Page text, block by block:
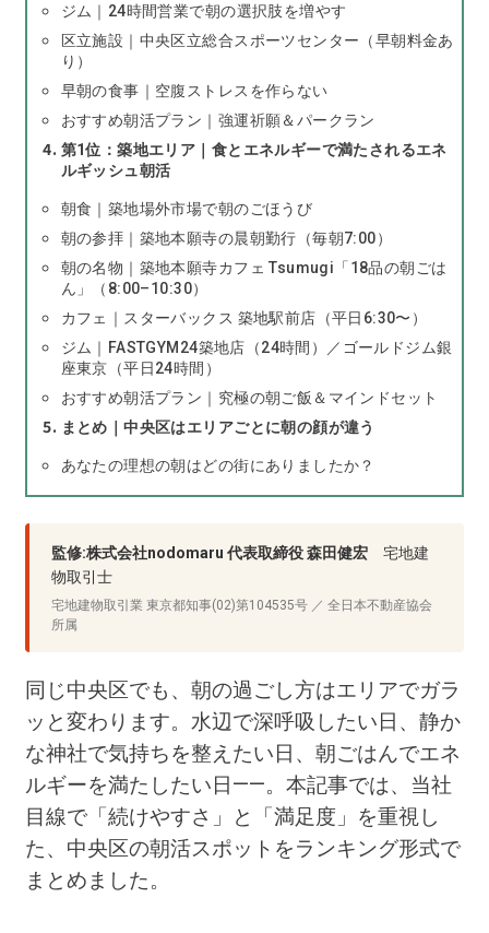
ジム｜24時間営業で朝の選択肢を増やす
区立施設｜中央区立総合スポーツセンター（早朝料金あ
り）
早朝の食事｜空腹ストレスを作らない
おすすめ朝活プラン｜強運祈願＆パークラン
第1位：築地エリア｜食とエネルギーで満たされるエネ
ルギッシュ朝活
朝食｜築地場外市場で朝のごほうび
朝の参拝｜築地本願寺の晨朝勤行（毎朝7:00）
朝の名物｜築地本願寺カフェ Tsumugi「18品の朝ごは
ん」（8:00–10:30）
カフェ｜スターバックス 築地駅前店（平日6:30〜）
ジム｜FASTGYM24築地店（24時間）／ゴールドジム銀
座東京（平日24時間）
おすすめ朝活プラン｜究極の朝ご飯＆マインドセット
まとめ｜中央区はエリアごとに朝の顔が違う
あなたの理想の朝はどの街にありましたか？
監修:株式会社nodomaru 代表取締役 森田健宏宅地建
物取引士
宅地建物取引業 東京都知事(02)第104535号 ／ 全日本不動産協会
所属
同じ中央区でも、朝の過ごし方はエリアでガラ
ッと変わります。水辺で深呼吸したい日、静か
な神社で気持ちを整えたい日、朝ごはんでエネ
ルギーを満たしたい日——。本記事では、当社
目線で「続けやすさ」と「満足度」を重視し
た、中央区の朝活スポットをランキング形式で
まとめました。